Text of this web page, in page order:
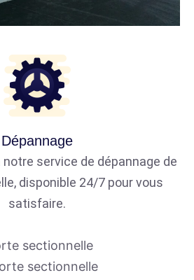
Dépannage
service de dépannage de
disponible 24/7 pour vous
satisfaire.
sectionnelle
sectionnelle